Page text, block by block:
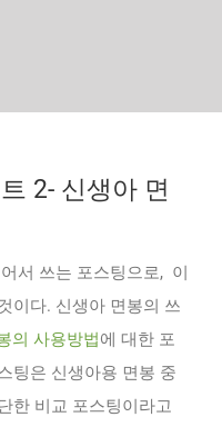
2- 신생아 면
서 쓰는 포스팅으로, 이
이다. 신생아 면봉의 쓰
의 사용방법에 대한 포
팅은 신생아용 면봉 중
한 비교 포스팅이라고